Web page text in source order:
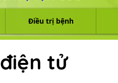
Điều trị bệnh
tử